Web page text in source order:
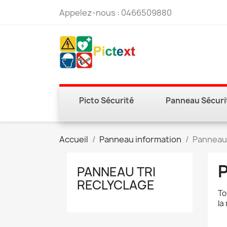
Appelez-nous : 0466509880
Picto Sécurité Panneau
Accueil Panneau information
PANNEAU TRI
RECLYCLAGE
la